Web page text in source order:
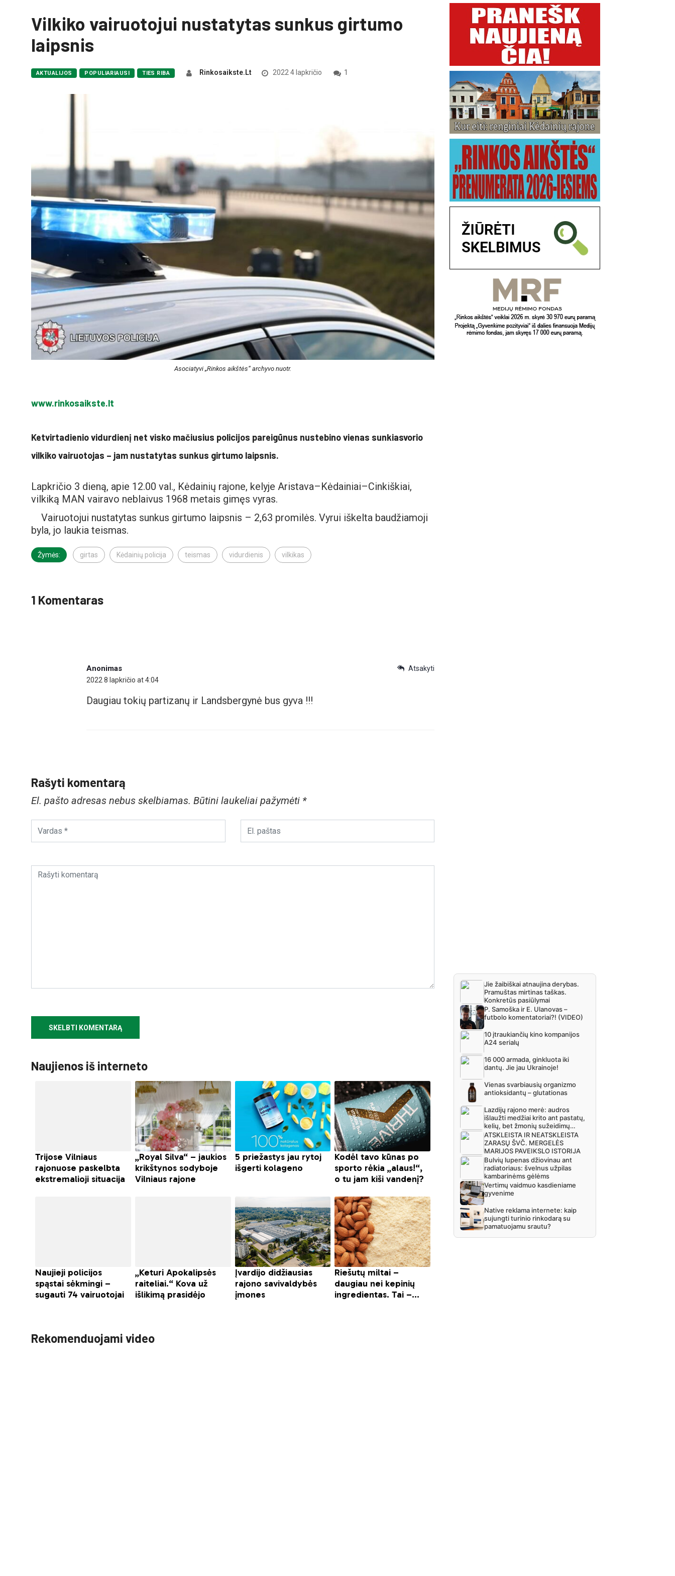
Vilkiko vairuotojui nustatytas sunkus girtumo
laipsnis
AKTUALIJOS POPULIARIAUSI TIES RIBA Rinkosaikste.lt 2022 4 lapkričio 1
Asociatyvi „Rinkos aikštės“ archyvo nuotr.
www.rinkosaikste.lt
Ketvirtadienio vidurdienį net visko mačiusius policijos pareigūnus nustebino vienas sunkiasvorio
vilkiko vairuotojas – jam nustatytas sunkus girtumo laipsnis.
Lapkričio 3 dieną, apie 12.00 val., Kėdainių rajone, kelyje Aristava–Kėdainiai–Cinkiškiai,
vilkiką MAN vairavo neblaivus 1968 metais gimęs vyras.
Vairuotojui nustatytas sunkus girtumo laipsnis – 2,63 promilės. Vyrui iškelta baudžiamoji
byla, jo laukia teismas.
Žymės: girtas Kėdainių policija teismas vidurdienis vilkikas
1 Komentaras
Atsakyti
Anonimas
2022 8 lapkričio at 4:04
Daugiau tokių partizanų ir Landsbergynė bus gyva !!!
Rašyti komentarą
El. pašto adresas nebus skelbiamas. Būtini laukeliai pažymėti *
Naujienos iš interneto
Rekomenduojami video